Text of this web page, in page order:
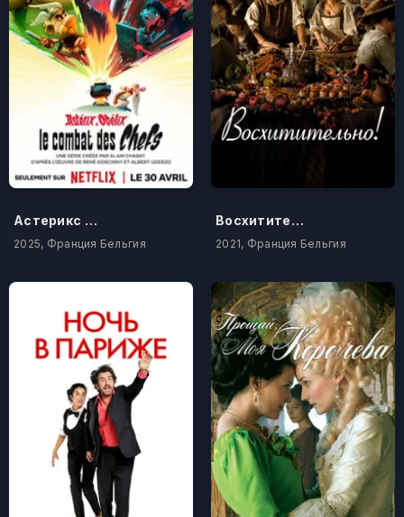
Астерикс и Обеликс: Поединок вождей
2025, Франция Бельгия
Восхитительно!
2021, Франция Бельгия